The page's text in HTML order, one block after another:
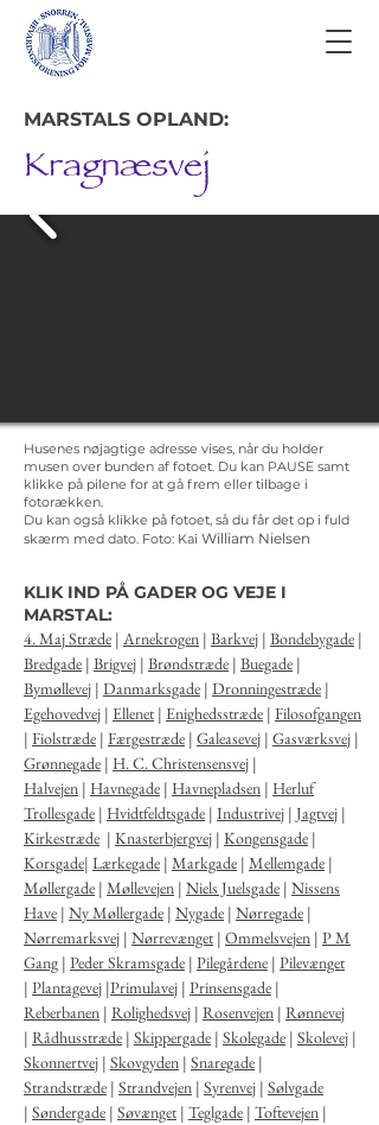
MARSTALS OPLAND:
Kragnæsvej
Husenes nøjagtige adresse vises, når du holder
musen over bunden af fotoet. Du kan PAUSE samt
klikke på pilene for at gå frem eller tilbage i
fotorækken.
Du kan også klikke på fotoet, så du får det op i fuld
skærm med dato. Foto: Kai William Nielsen
KLIK IND PÅ GADER OG VEJE I
MARSTAL:
4. Maj Stræde | Arnekrogen | Barkvej | Bondebygade |
Bredgade | Brigvej | Brøndstræde | Buegade |
Bymøllevej | Danmarksgade | Dronningestræde |
Egehovedvej | Ellenet| Enighedsstræde | Filosofgangen
| Fiolstræde | Færgestræde | Galeasevej | Gasværksvej |
Grønnegade | H. C. Christensensvej |
Halvejen | Havnegade | Havnepladsen | Herluf
Trollesgade | Hvidtfeldtsgade | Industrivej | Jagtvej |
Kirkestræde | Knasterbjergvej | Kongensgade |
Korsgade| Lærkegade | Markgade | Mellemgade |
Møllergade | Møllevejen | Niels Juelsgade | Nissens
Have | Ny Møllergade | Nygade | Nørregade |
Nørremarksvej | Nørrevænget| Ommelsvejen | P M
Gang | Peder Skramsgade | Pilegårdene | Pilevænget
| Plantagevej |Primulavej | Prinsensgade |
Reberbanen | Rolighedsvej | Rosenvejen | Rønnevej
| Rådhusstræde | Skippergade | Skolegade | Skolevej |
Skonnertvej | Skovgyden | Snaregade |
Strandstræde | Strandvejen | Syrenvej | Sølvgade
| Søndergade | Søvænget| Teglgade | Toftevejen |